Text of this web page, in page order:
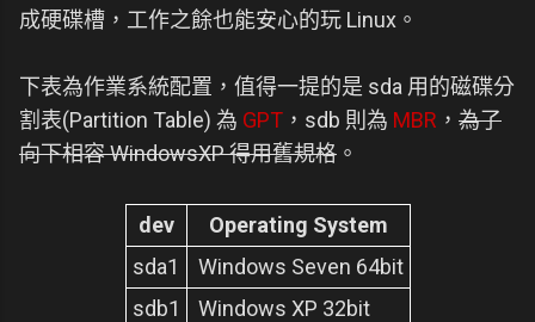
成硬碟槽，工作之餘也能安心的玩 Linux。
下表為作業系統配置，值得一提的是 sda 用的磁碟分
割表(Partition Table) 為 GPT ，sdb 則為 MBR ， 為了
向下相容 WindowsXP 得用舊規格 。
dev
Operating System
sda1
Windows Seven 64bit
sdb1
Windows XP 32bit